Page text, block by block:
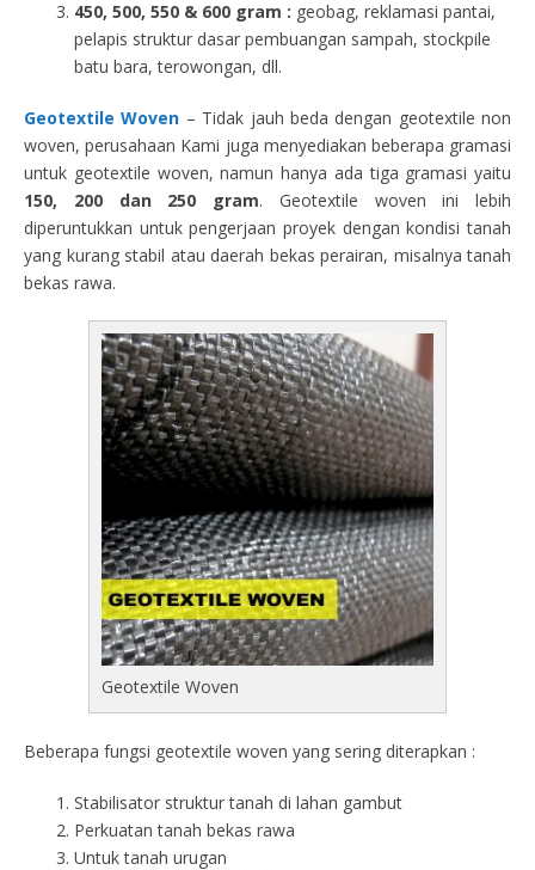
450, 500, 550 & 600 gram : geobag, reklamasi pantai,
pelapis struktur dasar pembuangan sampah, stockpile
batu bara, terowongan, dll.
Geotextile Woven – Tidak jauh beda dengan geotextile non
woven, perusahaan Kami juga menyediakan beberapa gramasi
untuk geotextile woven, namun hanya ada tiga gramasi yaitu
150, 200 dan 250 gram. Geotextile woven ini lebih
diperuntukkan untuk pengerjaan proyek dengan kondisi tanah
yang kurang stabil atau daerah bekas perairan, misalnya tanah
bekas rawa.
Geotextile Woven
Beberapa fungsi geotextile woven yang sering diterapkan :
Stabilisator struktur tanah di lahan gambut
Perkuatan tanah bekas rawa
Untuk tanah urugan